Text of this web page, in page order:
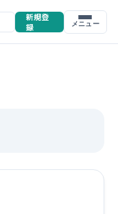
新規登
録
メニュー